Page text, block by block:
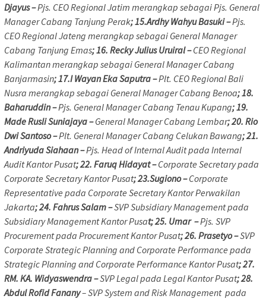
Djayus –Pjs. CEO Regional Jatim merangkap sebagai Pjs. General
Manager Cabang Tanjung Perak; 15.Ardhy Wahyu Basuki –Pjs.
CEO Regional Jateng merangkap sebagai General Manager
Cabang Tanjung Emas; 16. Recky Julius Uruiral –CEO Regional
Kalimantan merangkap sebagai General Manager Cabang
Banjarmasin; 17.I Wayan Eka Saputra –Plt. CEO Regional Bali
Nusra merangkap sebagai General Manager Cabang Benoa; 18.
Baharuddin –Pjs. General Manager Cabang Tenau Kupang; 19.
Made Rusli Suniajaya –General Manager Cabang Lembar; 20. Rio
Dwi Santoso –Plt. General Manager Cabang Celukan Bawang; 21.
Andriyuda Siahaan –Pjs. Head of Internal Audit pada Internal
Audit Kantor Pusat; 22. Faruq Hidayat –Corporate Secretary pada
Corporate Secretary Kantor Pusat; 23.Sugiono –Corporate
Representative pada Corporate Secretary Kantor Perwakilan
Jakarta; 24. Fahrus Salam –SVP Subsidiary Management pada
Subsidiary Management Kantor Pusat; 25. Umar –Pjs. SVP
Procurement pada Procurement Kantor Pusat; 26. Prasetyo –SVP
Corporate Strategic Planning and Corporate Performance pada
Strategic Planning and Corporate Performance Kantor Pusat; 27.
RM. KA. Widyaswendra –SVP Legal pada Legal Kantor Pusat; 28.
Abdul Rofid Fanany– SVP System and Risk Management pada